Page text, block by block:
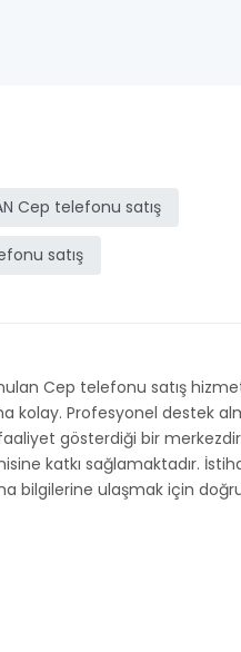
Cep telefonu satış
satış
Cep telefonu satış
kolay. Profesyonel destek
gösterdiği bir
katkı sağlamaktadır.
bilgilerine ulaşmak için